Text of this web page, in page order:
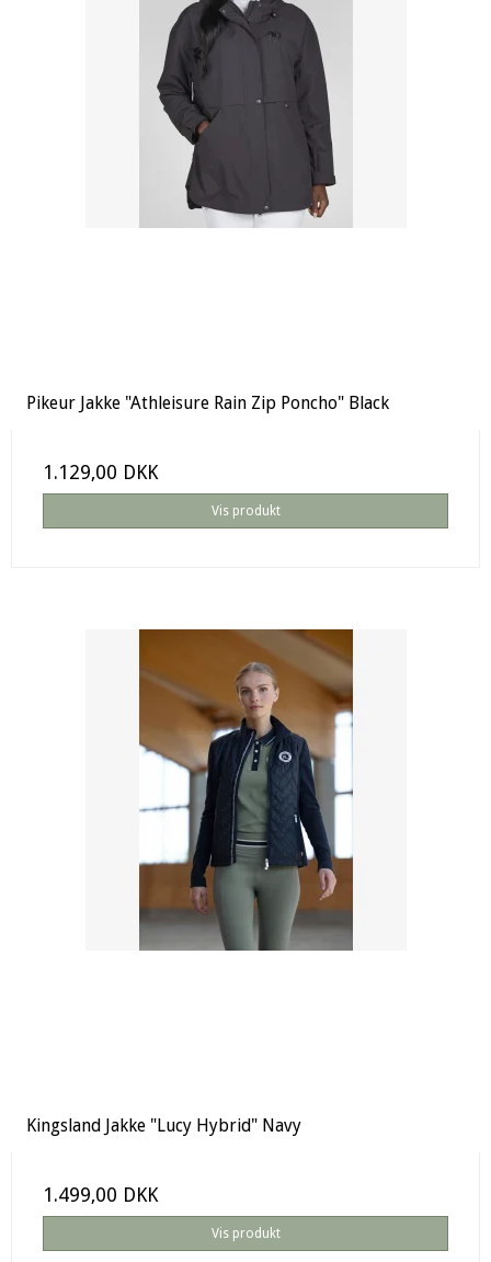
Pikeur Jakke "Athleisure Rain Zip Poncho" Black
1.129,00 DKK
Vis produkt
Kingsland Jakke "Lucy Hybrid" Navy
1.499,00 DKK
Vis produkt